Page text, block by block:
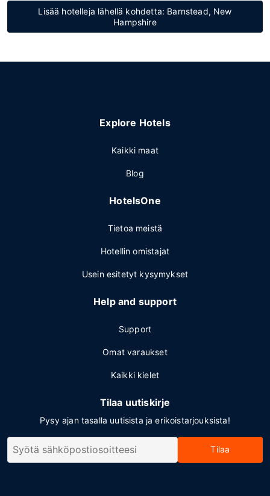
Lisää hotelleja lähellä kohdetta: Barnstead, New
Hampshire
Explore Hotels
Kaikki maat
Blog
HotelsOne
Tietoa meistä
Hotellin omistajat
Usein esitetyt kysymykset
Help and support
Support
Omat varaukset
Kaikki kielet
Tilaa uutiskirje
Pysy ajan tasalla uutisista ja erikoistarjouksista!
Tilaa